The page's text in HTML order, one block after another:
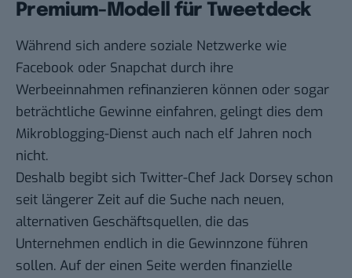
Premium-Modell für Tweetdeck
Während sich andere soziale Netzwerke wie
Facebook oder Snapchat durch ihre
Werbeeinnahmen refinanzieren können oder sogar
beträchtliche Gewinne einfahren, gelingt dies dem
Mikroblogging-Dienst auch nach elf Jahren noch
nicht.
Deshalb begibt sich Twitter-Chef Jack Dorsey schon
seit längerer Zeit auf die Suche nach neuen,
alternativen Geschäftsquellen, die das
Unternehmen endlich in die Gewinnzone führen
sollen. Auf der einen Seite werden finanzielle